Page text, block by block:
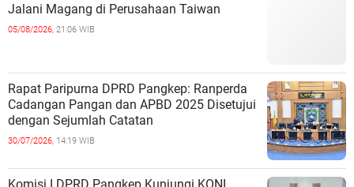
Jalani Magang di Perusahaan Taiwan
05/08/2026, 21:06 WIB
Rapat Paripurna DPRD Pangkep: Ranperda
Cadangan Pangan dan APBD 2025 Disetujui
dengan Sejumlah Catatan
30/07/2026, 14:19 WIB